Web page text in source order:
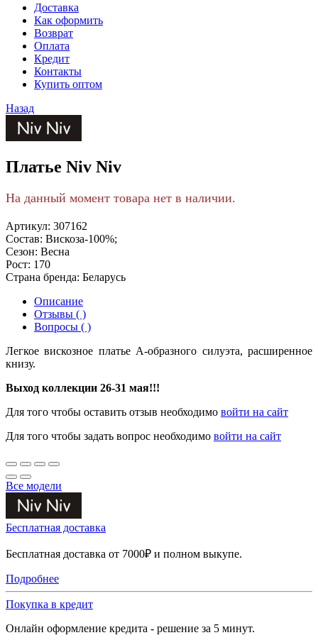
Доставка
Как оформить
Возврат
Оплата
Кредит
Контакты
Купить оптом
Назад
Платье Niv Niv
На данный момент товара нет в наличии.
Артикул: 307162
Состав: Вискоза-100%;
Сезон: Весна
Рост: 170
Страна бренда: Беларусь
Описание
Отзывы ( )
Вопросы ( )
Легкое вискозное платье А-образного силуэта, расширенное
книзу.
Выход коллекции 26-31 мая!!!
Для того чтобы оставить отзыв необходимо войти на сайт
Для того чтобы задать вопрос необходимо войти на сайт
Все модели
Бесплатная доставка
Бесплатная доставка от 7000₽ и полном выкупе.
Подробнее
Покупка в кредит
Онлайн оформление кредита - решение за 5 минут.